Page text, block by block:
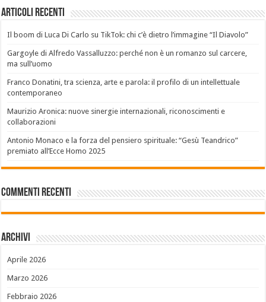
Articoli recenti
Il boom di Luca Di Carlo su TikTok: chi c’è dietro l’immagine “Il Diavolo”
Gargoyle di Alfredo Vassalluzzo: perché non è un romanzo sul carcere,
ma sull’uomo
Franco Donatini, tra scienza, arte e parola: il profilo di un intellettuale
contemporaneo
Maurizio Aronica: nuove sinergie internazionali, riconoscimenti e
collaborazioni
Antonio Monaco e la forza del pensiero spirituale: “Gesù Teandrico”
premiato all’Ecce Homo 2025
Commenti recenti
Archivi
Aprile 2026
Marzo 2026
Febbraio 2026